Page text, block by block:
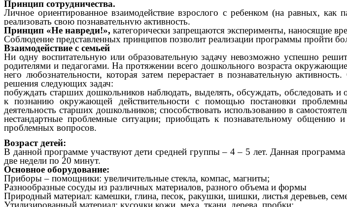
Принцип сотрудничества.
Личное ориентированное взаимодействие взрослого с ребенком (на равных, как
реализовать свою познавательную активность.
Принцип «Не навреди!», категорически запрещаются эксперименты, наносящие
Соблюдение представленных принципов позволит реализации программы пройти
Взаимодействие с семьей
Ни одну воспитательную или образовательную задачу невозможно успешно
родителями и педагогами. На протяжении всего дошкольного возраста
него любознательности, которая затем перерастает в познавательную
решения следующих задач:
побуждать старших дошкольников наблюдать, выделять, обсуждать, обследовать и
к познанию окружающей действительности с помощью постановки
деятельность старших дошкольников; способствовать использованию в
нестандартные проблемные ситуации; приобщать к познавательному общению
проблемных вопросов.
Возраст детей:
В данной программе участвуют дети средней группы – 4 – 5 лет. Данная программа
две недели по 20 минут.
Основное оборудование:
Приборы – помощники: увеличительные стекла, компас, магниты;
Разнообразные сосуды из различных материалов, разного объема и формы
Природный материал: камешки, глина, песок, ракушки, шишки, листья деревьев,
Утилизированный материал: кусочки кожи, меха, ткани, дерева, пробки;